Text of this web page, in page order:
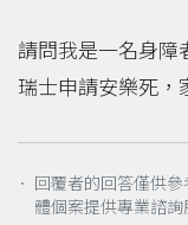
請問我是一名身障
瑞士申請安樂死，
． 回覆者的回答僅供
體個案提供專業諮